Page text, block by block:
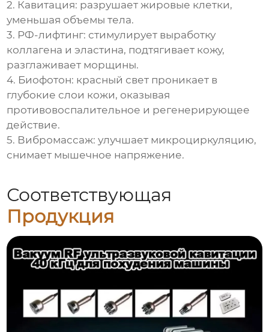
2. Кавитация: разрушает жировые клетки,
уменьшая объемы тела.
3. РФ-лифтинг: стимулирует выработку
коллагена и эластина, подтягивает кожу,
разглаживает морщины.
4. Биофотон: красный свет проникает в
глубокие слои кожи, оказывая
противовоспалительное и регенерирующее
действие.
5. Вибромассаж: улучшает микроциркуляцию,
снимает мышечное напряжение.
Соответствующая
Продукция